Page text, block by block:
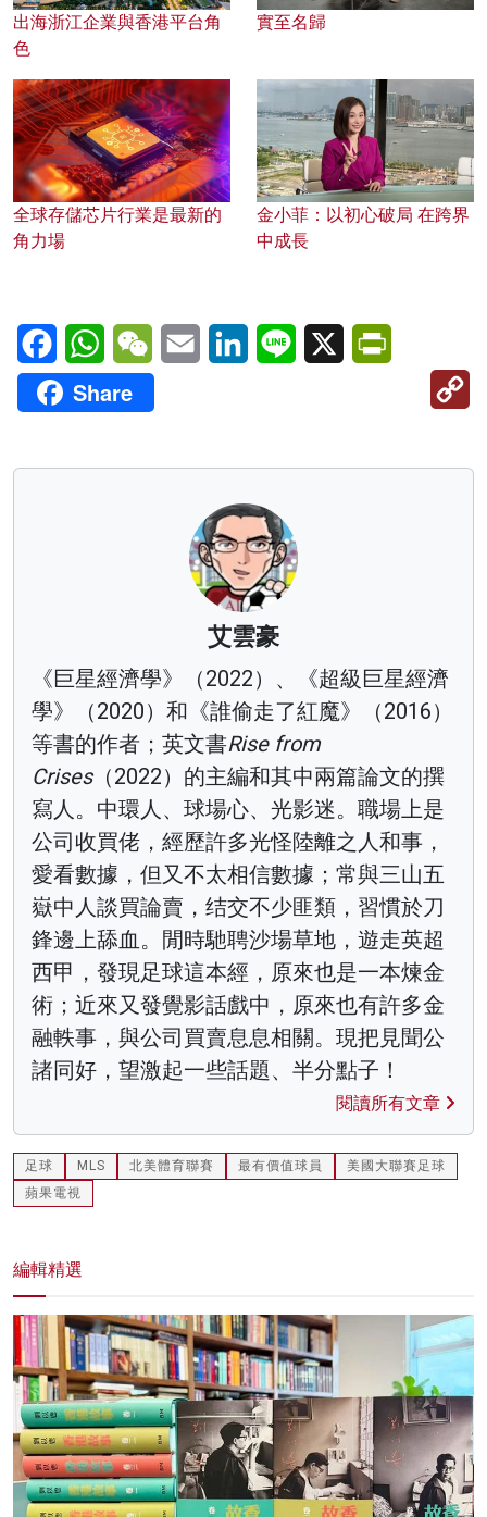
出海浙江企業與香港平台角
色
實至名歸
全球存儲芯片行業是最新的
角力場
金小菲：以初心破局 在跨界
中成長
FacebookWhatsAppWeChatEmail LinkedInLine X
Share
艾雲豪
《巨星經濟學》（2022）、《超級巨星經濟
學》（2020）和《誰偷走了紅魔》（2016）
等書的作者；英文書Rise from
Crises（2022）的主編和其中兩篇論文的撰
寫人。中環人、球場心、光影迷。職場上是
公司收買佬，經歷許多光怪陸離之人和事，
愛看數據，但又不太相信數據；常與三山五
嶽中人談買論賣，结交不少匪類，習慣於刀
鋒邊上舔血。閒時馳聘沙場草地，遊走英超
西甲，發現足球這本經，原來也是一本煉金
術；近來又發覺影話戲中，原來也有許多金
融軼事，與公司買賣息息相關。現把見聞公
諸同好，望激起一些話題、半分點子！
閱讀所有文章
足球 MLS 北美體育聯賽 最有價值球員
美國大聯賽足球
蘋果電視
編輯精選